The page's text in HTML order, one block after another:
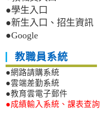
●學生入口
●新生入口、招生資訊
●Google
教職員系統
●網路請購系統
●雲端差勤系統
●教育雲電子郵件
●成績輸入系統、課表查詢